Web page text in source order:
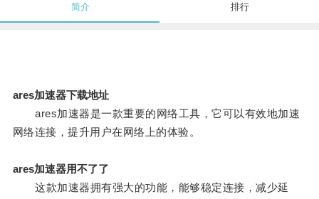
简介 排行
ares加速器下载地址
ares加速器是一款重要的网络工具，它可以有效地加速
网络连接，提升用户在网络上的体验。
ares加速器用不了了
这款加速器拥有强大的功能，能够稳定连接，减少延